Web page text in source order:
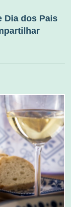
Dia dos Pais